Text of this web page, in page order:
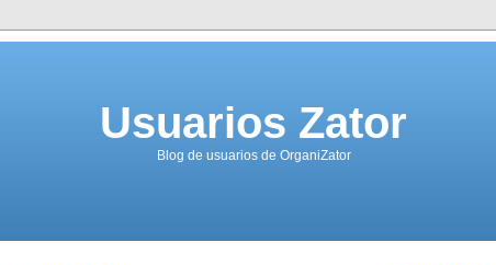
Usuarios Zator
Blog de usuarios de OrganiZator